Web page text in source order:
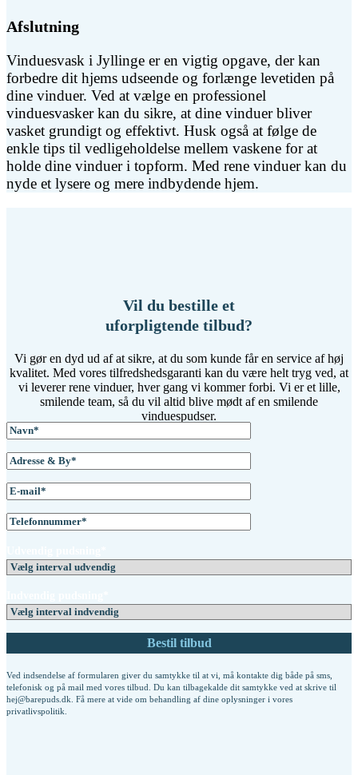
Afslutning
Vinduesvask i Jyllinge er en vigtig opgave, der kan
forbedre dit hjems udseende og forlænge levetiden på
dine vinduer. Ved at vælge en professionel
vinduesvasker kan du sikre, at dine vinduer bliver
vasket grundigt og effektivt. Husk også at følge de
enkle tips til vedligeholdelse mellem vaskene for at
holde dine vinduer i topform. Med rene vinduer kan du
nyde et lysere og mere indbydende hjem.
Vil du bestille et
uforpligtende tilbud?
Vi gør en dyd ud af at sikre, at du som kunde får en service af høj
kvalitet. Med vores tilfredshedsgaranti kan du være helt tryg ved, at
vi leverer rene vinduer, hver gang vi kommer forbi. Vi er et lille,
smilende team, så du vil altid blive mødt af en smilende
vinduespudser.
Ved indsendelse af formularen giver du samtykke til at vi, må kontakte dig både på sms,
telefonisk og på mail med vores tilbud. Du kan tilbagekalde dit samtykke ved at skrive til
hej@barepuds.dk. Få mere at vide om behandling af dine oplysninger i vores
privatlivspolitik